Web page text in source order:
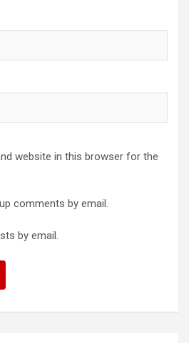
website in this browser for the
comments by email.
by email.